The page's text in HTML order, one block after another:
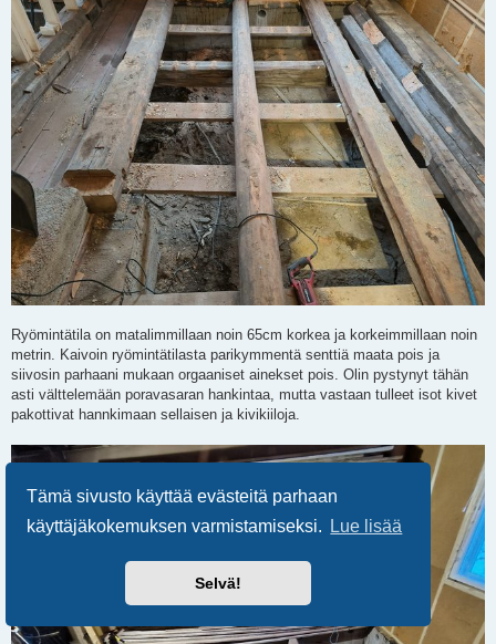
Tämä sivusto käyttää evästeitä parhaan
käyttäjäkokemuksen varmistamiseksi.
Lue lisää
Selvä!
Ryömintätila on matalimmillaan noin 65cm korkea ja korkeimmillaan noin
metrin. Kaivoin ryömintätilasta parikymmentä senttiä maata pois ja
siivosin parhaani mukaan orgaaniset ainekset pois. Olin pystynyt tähän
asti välttelemään poravasaran hankintaa, mutta vastaan tulleet isot kivet
pakottivat hannkimaan sellaisen ja kivikiiloja.